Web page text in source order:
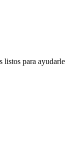
listos para ayudarle